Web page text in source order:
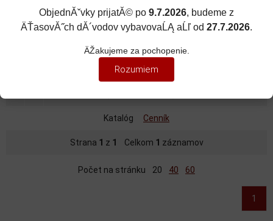
Katalóg Cenník
Strana 1 z 1 Celkom 1 záznamov
Počet na stránku 20 40 60
1
ObjednĂˇvky prijatĂ© po 9.7.2026, budeme z
ÄŤasovĂ˝ch dĂ´vodov vybavovaĹĄ aĹľ od 27.7.2026.
ÄŽakujeme za pochopenie.
Rozumiem